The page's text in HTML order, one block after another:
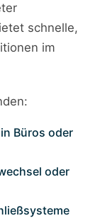
schnelle,
im
Büros oder
oder